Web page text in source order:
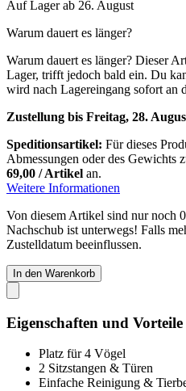
Auf Lager ab 26. August
Warum dauert es länger?
Warum dauert es länger? Dieser
Lager, trifft jedoch bald ein. Du
wird nach Lagereingang sofort an
Zustellung bis Freitag, 28.
Speditionsartikel: Für dieses
Abmessungen oder des Gewichts
69,00 / Artikel an.
Weitere Informationen
Von diesem Artikel sind nur noch
Nachschub ist unterwegs! Falls
Zustelldatum beeinflussen.
In den Warenkorb
Eigenschaften und Vorteile
Platz für 4 Vögel
2 Sitzstangen & Türen
Einfache Reinigung &